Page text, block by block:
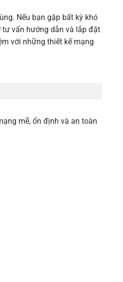
Nếu bạn gặp bất kỳ khó
tư vấn hướng dẫn và lắp đặt
với những thiết kế mạng
mẽ, ổn định và an toàn